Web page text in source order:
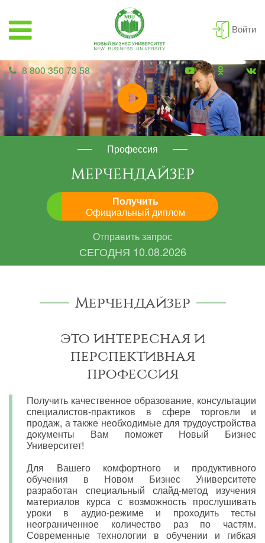
Войти
8 800 350 73 58
Профессия
МЕРЧЕНДАЙЗЕР
Получить
Официальный диплом
Отправить запрос
СЕГОДНЯ 10.08.2026
Мерчендайзер
это интересная и
перспективная
профессия
Получить качественное образование, консультации
специалистов-практиков в сфере торговли и
продаж, а также необходимые для трудоустройства
документы Вам поможет Новый Бизнес
Университет!
Для Вашего комфортного и продуктивного
обучения в Новом Бизнес Университете
разработан специальный слайд-метод изучения
материалов курса с возможность прослушивать
уроки в аудио-режиме и проходить тесты
неограниченное количество раз по частям.
Современные технологии в обучении и гибкая